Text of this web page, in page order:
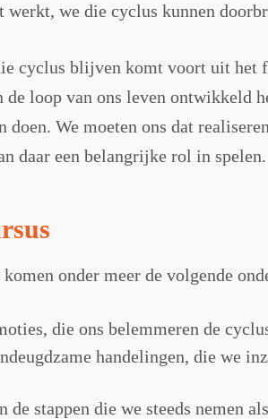
werkt, we die cyclus kunnen
cyclus blijven komt voort uit het
de loop van ons leven ontwikkeld
doen. We moeten ons dat
daar een belangrijke rol in spelen.
onder meer de volgende
die ons belemmeren de
handelingen, die we
de stappen die we steeds nemen